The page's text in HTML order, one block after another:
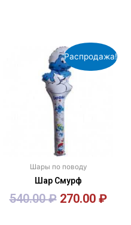
Распродажа!
Шары по поводу
Шар Смурф
540.00₽ 270.00 ₽